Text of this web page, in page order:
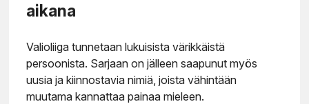
aikana
Valioliiga tunnetaan lukuisista värikkäistä
persoonista. Sarjaan on jälleen saapunut myös
uusia ja kiinnostavia nimiä, joista vähintään
muutama kannattaa painaa mieleen.